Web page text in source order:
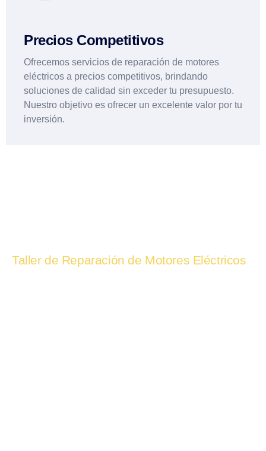
Precios Competitivos
Ofrecemos servicios de reparación de motores
eléctricos a precios competitivos, brindando
soluciones de calidad sin exceder tu presupuesto.
Nuestro objetivo es ofrecer un excelente valor por tu
inversión.
Taller de Reparación de Motores Eléctricos